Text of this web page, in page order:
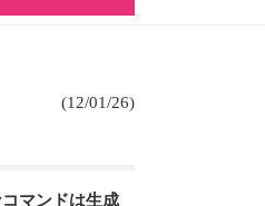
(12/01/26)
マンドは生成